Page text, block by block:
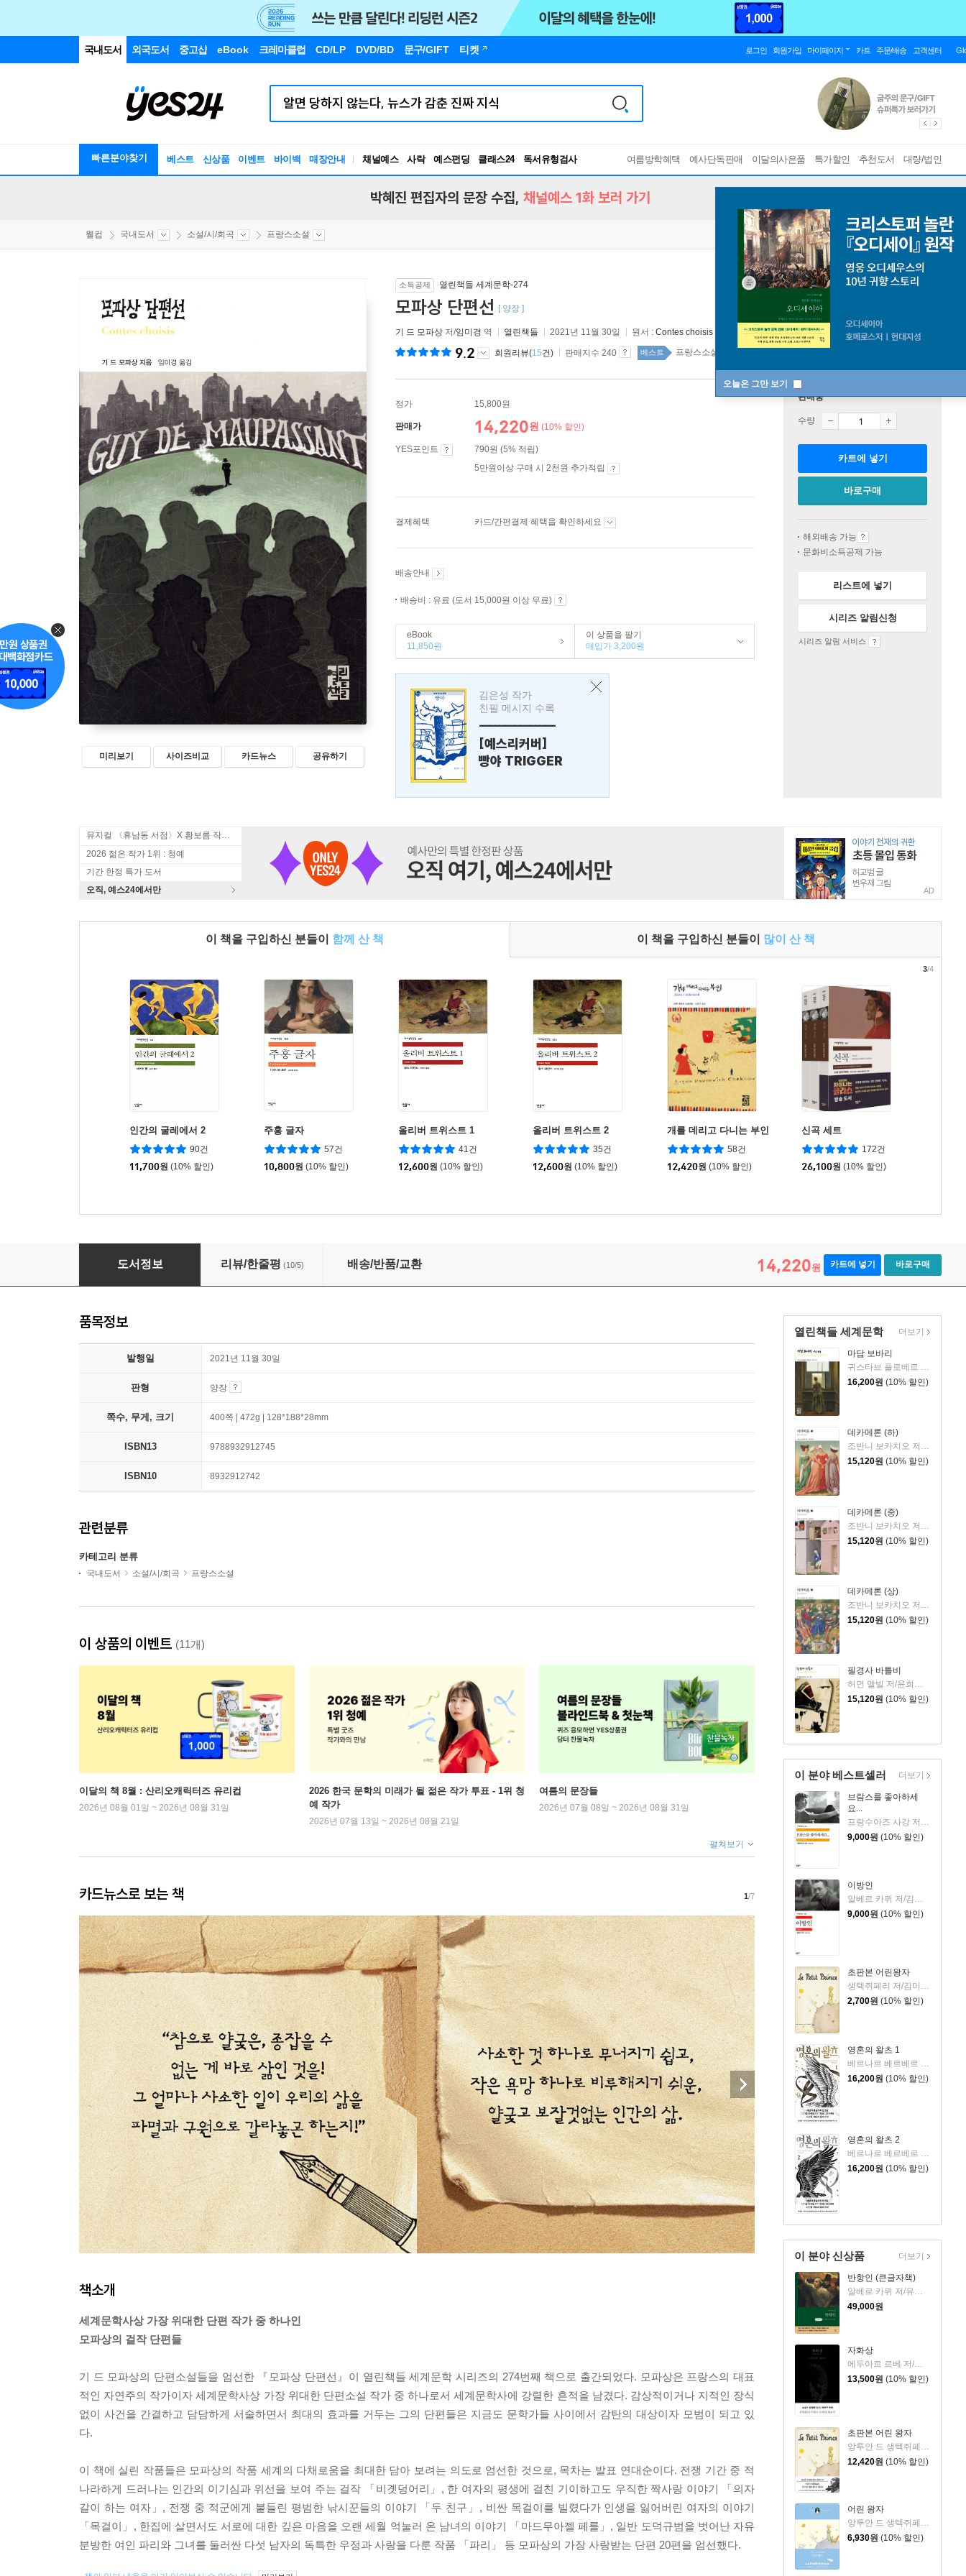
국내도서 외국도서 중고샵 eBook 크레마클럽 CD/LP DVD/BD 문구/GIFT 티켓 로그인 회원가입 마이페이지 카트 주문/배송 고객센터
빠른분야찾기 베스트 신상품 이벤트 바이백 매장안내 채널예스 사락 예스펀딩 클래스24
RBTI Lab
독서유형검사
여름방학혜택 예사단독판매 이달의사은품 특가할인 추천도서 대량/법인
오늘은 그만 보기
박혜진 편집자의 문장 수집, 채널예스 1화 보러 가기
웰컴 국내도서 소설/시/희곡 프랑스소설
미리보기 사이즈비교 카드뉴스 공유하기
소득공제 열린책들 세계문학-274
모파상 단편선 [ 양장 ]
기 드 모파상 저/임미경 역 열린책들 2021년 11월 30일 원서 : Contes choisis
9.2 회원리뷰(15건) 판매지수 240 베스트 프랑스소설 top20 1주
정가 15,800원
판매가 14,220원 (10% 할인)
YES포인트
790원 (5% 적립)
5만원이상 구매 시 2천원 추가적립
결제혜택 카드/간편결제 혜택을 확인하세요
배송안내
배송비 : 유료 (도서 15,000원 이상 무료)
eBook
11,850원
이 상품을 팔기
매입가 3,200원
김은성 작가
친필 메시지 수록
---------------
[예스리커버]
빵야 TRIGGER
판매중
수량
카트에 넣기
바로구매
해외배송 가능
문화비소득공제 가능
리스트에 넣기
시리즈 알림신청
시리즈 알림 서비스
뮤지컬 〈휴남동 서점〉X 황보름 작가 북토크
2026 젊은 작가 1위 : 청예
기간 한정 특가 도서
오직, 예스24에서만
AD
이 책을 구입하신 분들이 함께 산 책 이 책을 구입하신 분들이 많이 산 책
인간의 굴레에서 2
90건
11,700원 (10% 할인)
주홍 글자
57건
10,800원 (10% 할인)
올리버 트위스트 1
41건
12,600원 (10% 할인)
올리버 트위스트 2
35건
12,600원 (10% 할인)
개를 데리고 다니는 부인
58건
12,420원 (10% 할인)
신곡 세트
172건
26,100원 (10% 할인)
3/4
모파상 단편선
도서정보 리뷰/한줄평 (10/5) 배송/반품/교환 14,220원 카트에 넣기 바로구매
열린책들 세계문학
마담 보바리
귀스타브 플로베르 저/김용은 역
16,200원 (10% 할인)
데카메론 (하)
조반니 보카치오 저/김운찬 역
15,120원 (10% 할인)
데카메론 (중)
15,120원 (10% 할인)
데카메론 (상)
15,120원 (10% 할인)
필경사 바틀비
15,120원 (10% 할인)
더보기
이 분야 베스트셀러
브람스를 좋아하세
요...
9,000원 (10% 할인)
이방인
9,000원 (10% 할인)
초판본 어린왕자
생텍쥐페리 저/김미정 역
2,700원 (10% 할인)
영혼의 왈츠 1
16,200원 (10% 할인)
영혼의 왈츠 2
베르나르 베르베르 저/전미연 역
16,200원 (10% 할인)
더보기
이 분야 신상품
반항인 (큰글자책)
알베르 카뮈 저/유기환 역
49,000원
자화상
에두아르 르베 저/정영문 역
13,500원 (10% 할인)
초판본 어린 왕자
12,420원 (10% 할인)
어린 왕자
앙투안 드 생텍쥐페리 저/김미정 역
6,930원 (10% 할인)
더보기
품목정보
발행일 2021년 11월 30일
판형 양장
쪽수, 무게, 크기 400쪽 | 472g | 128*188*28mm
ISBN13 9788932912745
ISBN10 8932912742
관련분류
카테고리 분류
국내도서 소설/시/희곡 프랑스소설
이 상품의 이벤트 (11개)
이달의 책 8월 : 산리오캐릭터즈 유리컵
2026년 08월 01일 ~ 2026년 08월 31일
2026 한국 문학의 미래가 될 젊은 작가 투표 - 1위 청
예 작가
2026년 07월 13일 ~ 2026년 08월 21일
여름의 문장들
2026년 07월 08일 ~ 2026년 08월 31일
펼쳐보기
카드뉴스로 보는 책 1/7
책소개
세계문학사상 가장 위대한 단편 작가 중 하나인
모파상의 걸작 단편들
기 드 모파상의 단편소설들을 엄선한 『모파상 단편선』이 열린책들 세계문학 시리즈의 274번째 책으로 출간되었다. 모파상은 프랑스의 대표
적인 자연주의 작가이자 세계문학사상 가장 위대한 단편소설 작가 중 하나로서 세계문학사에 강렬한 흔적을 남겼다. 감상적이거나 지적인 장식
없이 사건을 간결하고 담담하게 서술하면서 최대의 효과를 거두는 그의 단편들은 지금도 문학가들 사이에서 감탄의 대상이자 모범이 되고 있
다.
이 책에 실린 작품들은 모파상의 작품 세계의 다채로움을 최대한 담아 보려는 의도로 엄선한 것으로, 목차는 발표 연대순이다. 전쟁 기간 중 적
나라하게 드러나는 인간의 이기심과 위선을 보여 주는 걸작 「비곗덩어리」, 한 여자의 평생에 걸친 기이하고도 우직한 짝사랑 이야기 「의자
갈이 하는 여자」, 전쟁 중 적군에게 붙들린 평범한 낚시꾼들의 이야기 「두 친구」, 비싼 목걸이를 빌렸다가 인생을 잃어버린 여자의 이야기
「목걸이」, 한집에 살면서도 서로에 대한 깊은 마음을 오랜 세월 억눌러 온 남녀의 이야기 「마드무아젤 페를」, 일반 도덕규범을 벗어난 자유
분방한 여인 파리와 그녀를 둘러싼 다섯 남자의 독특한 우정과 사랑을 다룬 작품 「파리」 등 모파상의 가장 사랑받는 단편 20편을 엄선했다.